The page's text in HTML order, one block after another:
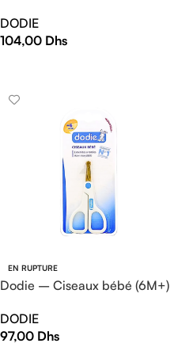
DODIE
104,00 Dhs
EN RUPTURE
Dodie – Ciseaux bébé (6M+)
DODIE
97,00 Dhs